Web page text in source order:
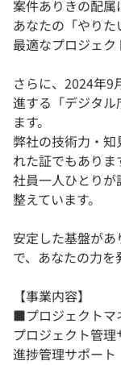
案件ありきの配属
あなたの「やりた
最適なプロジェク
さらに、2024年9
進する「デジタ
ます。
弊社の技術力・
れた証でもありま
社員一人ひとり
整えています。
安定した基盤が
で、あなたの力を
【事業内容】
■プロジェクトマ
プロジェクト管
進捗管理サポート